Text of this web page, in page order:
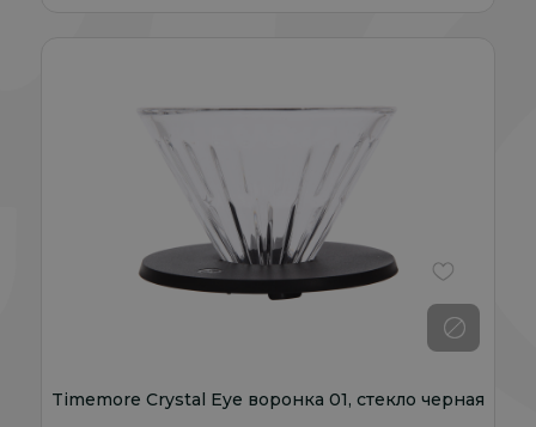
Timemore Crystal Eye воронка 01, стекло черная
В